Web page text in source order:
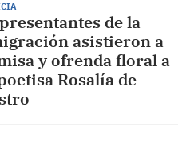
de la
asistieron a
y ofrenda floral a
Rosalía de